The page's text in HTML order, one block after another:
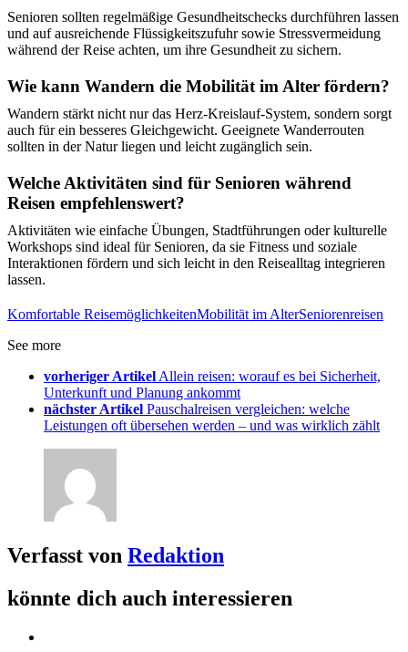
Senioren sollten regelmäßige Gesundheitschecks durchführen lassen
und auf ausreichende Flüssigkeitszufuhr sowie Stressvermeidung
während der Reise achten, um ihre Gesundheit zu sichern.
Wie kann Wandern die Mobilität im Alter fördern?
Wandern stärkt nicht nur das Herz-Kreislauf-System, sondern sorgt
auch für ein besseres Gleichgewicht. Geeignete Wanderrouten
sollten in der Natur liegen und leicht zugänglich sein.
Welche Aktivitäten sind für Senioren während
Reisen empfehlenswert?
Aktivitäten wie einfache Übungen, Stadtführungen oder kulturelle
Workshops sind ideal für Senioren, da sie Fitness und soziale
Interaktionen fördern und sich leicht in den Reisealltag integrieren
lassen.
Komfortable ReisemöglichkeitenMobilität im AlterSeniorenreisen
See more
vorheriger Artikel Allein reisen: worauf es bei Sicherheit,
Unterkunft und Planung ankommt
nächster Artikel Pauschalreisen vergleichen: welche
Leistungen oft übersehen werden – und was wirklich zählt
Verfasst von Redaktion
könnte dich auch interessieren